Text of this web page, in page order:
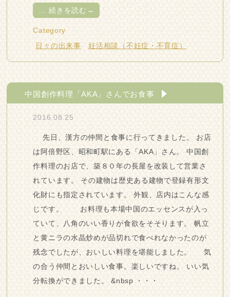
… 続きを読む→
Category
日々の出来事
妊活相談（不妊症・不育症）
中国創作料理「AKA」さんでお食事
2016.08.25
先日、漢方の仲間と食事に行ってきました。 お店
は阿倍野区、昭和町駅にある「AKA」さん。 中国創
作料理のお店で、築８０年の長屋を改装して営業さ
れています。 その建物は歴史ある建物で登録有形文
化財にも指定されています。 外観、店内はこんな感
じです。 お料理も本場中国のエッセンスが入っ
ていて、八角のいい香りが食欲をそそります。 帆立
と黄ニラの水晶炒めが品切れで食べれなかったのが
残念でしたが、おいしい料理を堪能しました。 気
の合う仲間とおいしい食事。楽しいですね。 いい気
分転換ができました。 &nbsp ・・・